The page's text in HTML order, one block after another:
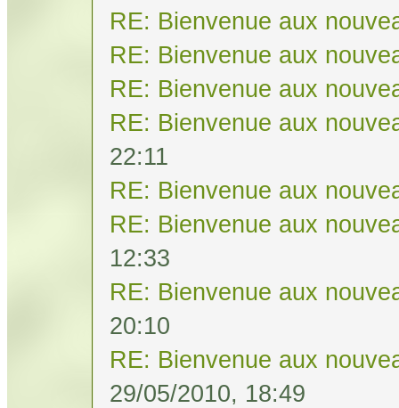
RE: Bienvenue aux
RE: Bienvenue aux
RE: Bienvenue aux
RE: Bienvenue aux
22:11
RE: Bienvenue aux
RE: Bienvenue aux
12:33
RE: Bienvenue aux
20:10
RE: Bienvenue aux
29/05/2010, 18:49